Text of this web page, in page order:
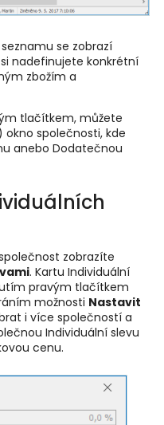
se zobrazí
nadefinujete konkrétní
zbožím a
tlačítkem, můžete
společnosti, kde
anebo Dodatečnou
zobrazíte
. Kartu Individuální
pravým tlačítkem
možnosti Nastavit
i více společností a
Individuální slevu
cenu.